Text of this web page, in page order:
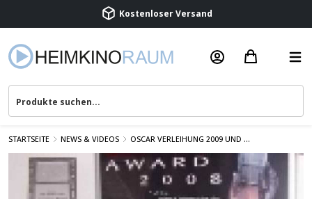
Beratung & Service
STARTSEITE NEWS & VIDEOS OSCAR VERLEIHUNG 2009 UND ...